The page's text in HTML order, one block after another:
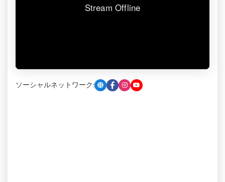
ソーシャルネットワーク: